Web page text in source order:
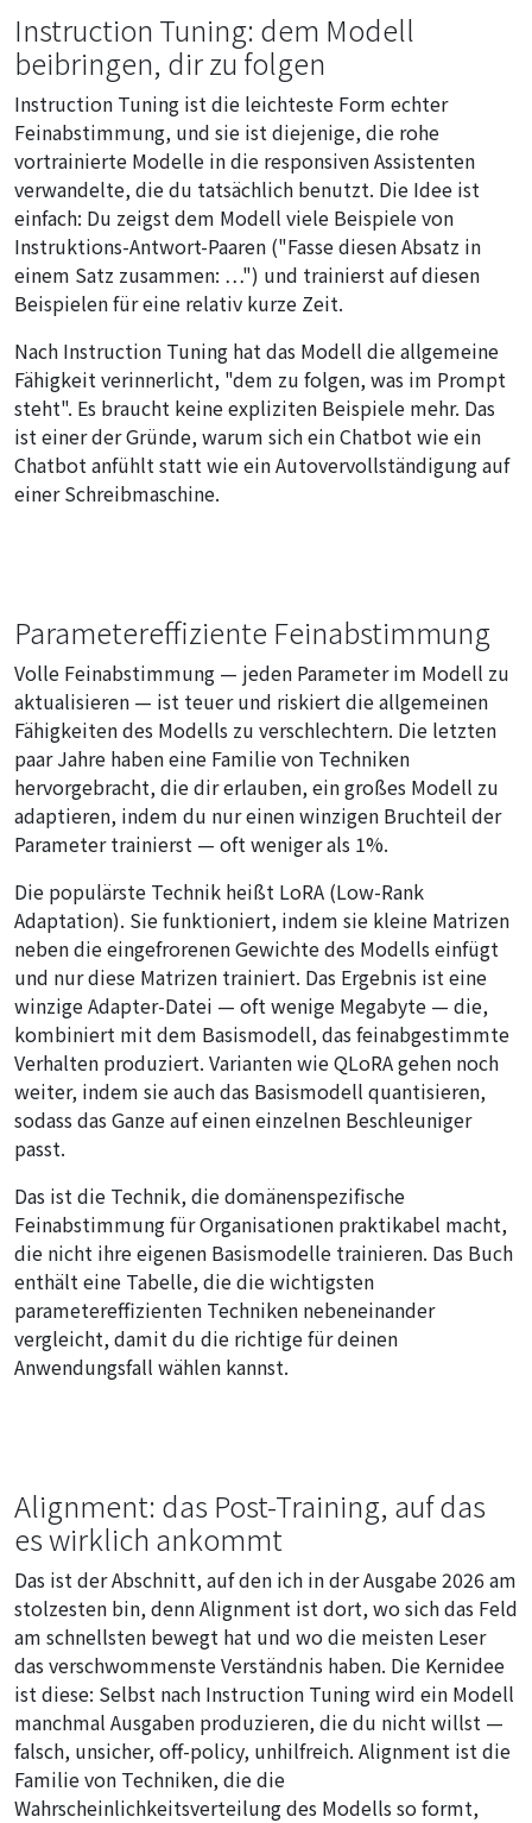
Instruction Tuning: dem Modell
beibringen, dir zu folgen
Instruction Tuning ist die leichteste Form echter
Feinabstimmung, und sie ist diejenige, die rohe
vortrainierte Modelle in die responsiven Assistenten
verwandelte, die du tatsächlich benutzt. Die Idee ist
einfach: Du zeigst dem Modell viele Beispiele von
Instruktions-Antwort-Paaren ("Fasse diesen Absatz in
einem Satz zusammen: …") und trainierst auf diesen
Beispielen für eine relativ kurze Zeit.
Nach Instruction Tuning hat das Modell die allgemeine
Fähigkeit verinnerlicht, "dem zu folgen, was im Prompt
steht". Es braucht keine expliziten Beispiele mehr. Das
ist einer der Gründe, warum sich ein Chatbot wie ein
Chatbot anfühlt statt wie ein Autovervollständigung auf
einer Schreibmaschine.
Parametereffiziente Feinabstimmung
Volle Feinabstimmung — jeden Parameter im Modell zu
aktualisieren — ist teuer und riskiert die allgemeinen
Fähigkeiten des Modells zu verschlechtern. Die letzten
paar Jahre haben eine Familie von Techniken
hervorgebracht, die dir erlauben, ein großes Modell zu
adaptieren, indem du nur einen winzigen Bruchteil der
Parameter trainierst — oft weniger als 1%.
Die populärste Technik heißt LoRA (Low-Rank
Adaptation). Sie funktioniert, indem sie kleine Matrizen
neben die eingefrorenen Gewichte des Modells einfügt
und nur diese Matrizen trainiert. Das Ergebnis ist eine
winzige Adapter-Datei — oft wenige Megabyte — die,
kombiniert mit dem Basismodell, das feinabgestimmte
Verhalten produziert. Varianten wie QLoRA gehen noch
weiter, indem sie auch das Basismodell quantisieren,
sodass das Ganze auf einen einzelnen Beschleuniger
passt.
Das ist die Technik, die domänenspezifische
Feinabstimmung für Organisationen praktikabel macht,
die nicht ihre eigenen Basismodelle trainieren. Das Buch
enthält eine Tabelle, die die wichtigsten
parametereffizienten Techniken nebeneinander
vergleicht, damit du die richtige für deinen
Anwendungsfall wählen kannst.
Alignment: das Post-Training, auf das
es wirklich ankommt
Das ist der Abschnitt, auf den ich in der Ausgabe 2026 am
stolzesten bin, denn Alignment ist dort, wo sich das Feld
am schnellsten bewegt hat und wo die meisten Leser
das verschwommenste Verständnis haben. Die Kernidee
ist diese: Selbst nach Instruction Tuning wird ein Modell
manchmal Ausgaben produzieren, die du nicht willst —
falsch, unsicher, off-policy, unhilfreich. Alignment ist die
Familie von Techniken, die die
Wahrscheinlichkeitsverteilung des Modells so formt,